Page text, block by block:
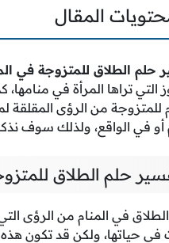
المقال
حلم الطلاق للمتزوجة في
التي تراها المرأة في
للمتزوجة من الرؤى
أو في الواقع، ولذلك سوف
حلم الطلاق
في المنام من الرؤى
حياتها، ولكن قد تكون